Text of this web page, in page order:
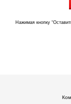
Нажимая кнопку